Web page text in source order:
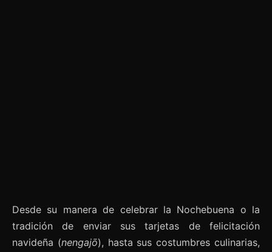
Desde su manera de celebrar la Nochebuena o la
tradición de enviar sus tarjetas de felicitación
navideña (nengajō), hasta sus costumbres culinarias,